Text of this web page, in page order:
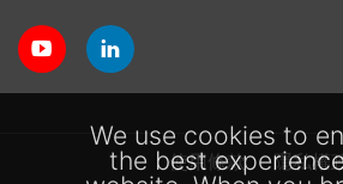
使用條款
隱私權
We use cookies to
the best